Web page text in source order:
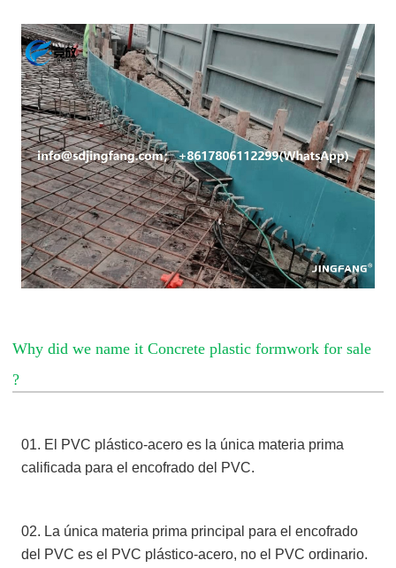
Why did we name it Concrete plastic formwork for sale
?
01. El PVC plástico-acero es la única materia prima
calificada para el encofrado del PVC.
02. La única materia prima principal para el encofrado
del PVC es el PVC plástico-acero, no el PVC ordinario.